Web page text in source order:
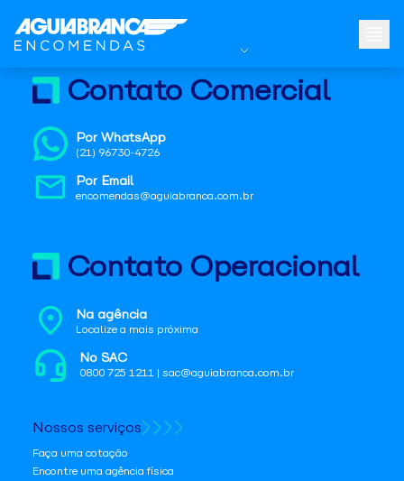
Contato Comercial
Por WhatsApp
(21) 96730-4726
Por Email
encomendas@aguiabranca.com.br
Contato Operacional
Na agência
Localize a mais próxima
No SAC
0800 725 1211 | sac@aguiabranca.com.br
Nossos serviços
Faça uma cotação
Encontre uma agência física